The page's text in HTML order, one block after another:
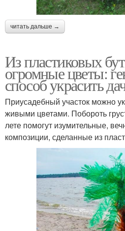
читать дальше →
Из пластиковых
огромные цветы:
способ украсить
Приусадебный участок можно
живыми цветами. Побороть
лете помогут изумительные,
композиции, сделанные из